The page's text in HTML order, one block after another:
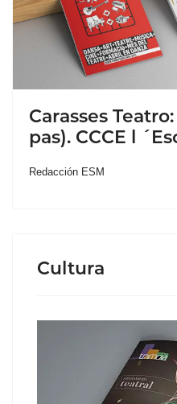
Carasses
pas). CCCE l
Redacción ESM
Cultura